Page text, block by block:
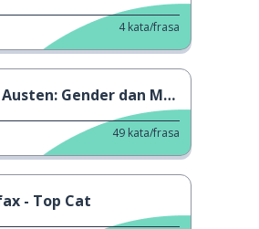
4 kata/frasa
Gender dan Moralitas
49 kata/frasa
- Top Cat